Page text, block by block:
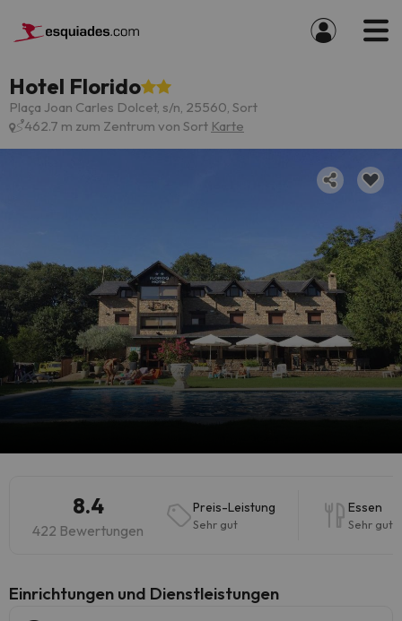
Hotel Florido
Plaça Joan Carles Dolcet, s/n, 25560, Sort
462.7 m zum Zentrum von Sort Karte
8.4
422 Bewertungen
Preis-Leistung
Sehr gut
Essen
Sehr gut
​Einrichtungen und Dienstleistungen